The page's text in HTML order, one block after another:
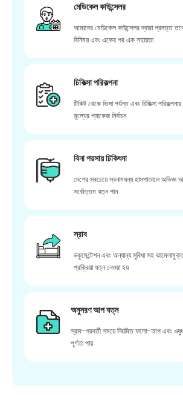
মেডিকেল কাউন্সেলর
আমাদের মেডিকেল কাউন্সেলর দ্বারা প্রদত্ত
বিনিময় এবং একের পর এক সহায়তা
চিকিত্সা পরিকল্পনা
টিকিট থেকে ভিসা পর্যন্ত এবং চিকিত্সা
মূল্যের প্যাকেজ নির্বাচন
বিনা পয়সায় চিকিৎসা
দেশের সবচেয়ে স্বনামধন্য হাসপাতালে অভিজ্ঞ
সর্বোত্তম যত্ন পান
স্রাব
ডকুমেন্টেশন এবং অন্যান্য সুবিধা সহ
প্রক্রিয়া যত্ন নেওয়া হয়
অনুসরণ আপ যত্ন
স্রাব-পরবর্তী সময়ে নিয়মিত ফলো-আপ এবং
পূর্ণতা পায়